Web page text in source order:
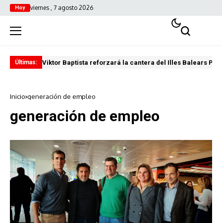
Hoy viernes , 7 agosto 2026
Últimas: Viktor Baptista reforzará la cantera del Illes Balears
Inicio generación de empleo
generación de empleo